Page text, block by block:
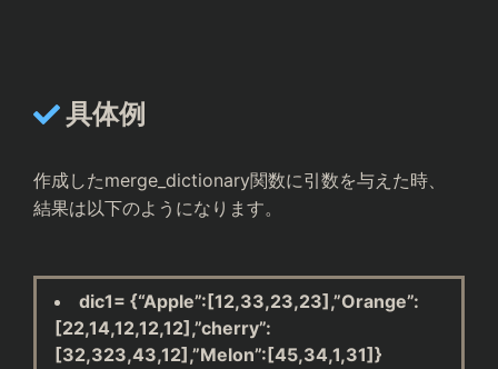
dict={'wine':1000,'pizza':1200,'pickle':300}
具体例
作成したmerge_dictionary関数に引数を与えた時、
結果は以下のようになります。
dic1= {“Apple”:[12,33,23,23],”Orange”:
[22,14,12,12,12],”cherry”:
[32,323,43,12],”Melon”:[45,34,1,31]}